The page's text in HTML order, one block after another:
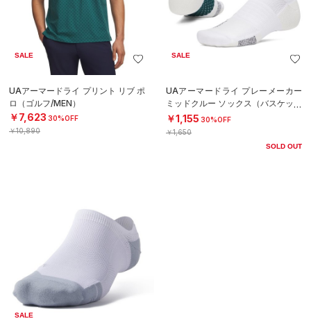
SALE
UAアーマードライ プリント リブ ポ
ロ（ゴルフ/MEN）
￥7,623 30%OFF
￥10,890
SALE
UAアーマードライ プレーメーカー
ミッドクルー ソックス（バスケット
ボール/UNISEX）
￥1,155 30%OFF
￥1,650
SOLD OUT
SALE